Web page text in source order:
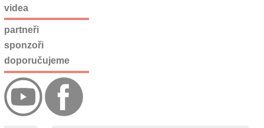
videa
partneři
sponzoři
doporučujeme